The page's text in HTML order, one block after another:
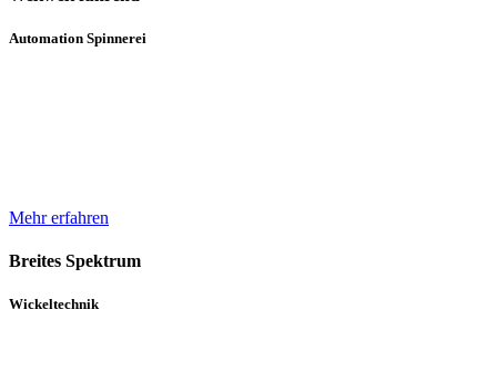
Automation Spinnerei
Mehr erfahren
Breites Spektrum
Wickeltechnik